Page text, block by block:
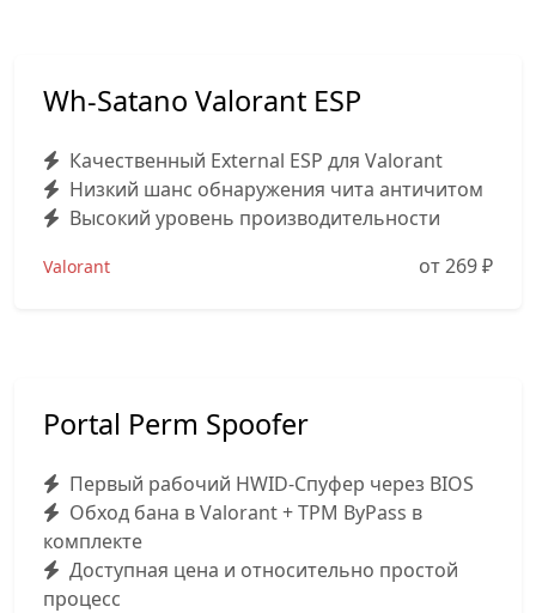
Wh-Satano Valorant ESP
Качественный External ESP для Valorant
Низкий шанс обнаружения чита античитом
Высокий уровень производительности
Valorant от 269₽
Portal Perm Spoofer
Первый рабочий HWID-Спуфер через BIOS
Обход бана в Valorant + TPM ByPass в
комплекте
Доступная цена и относительно простой
процесс